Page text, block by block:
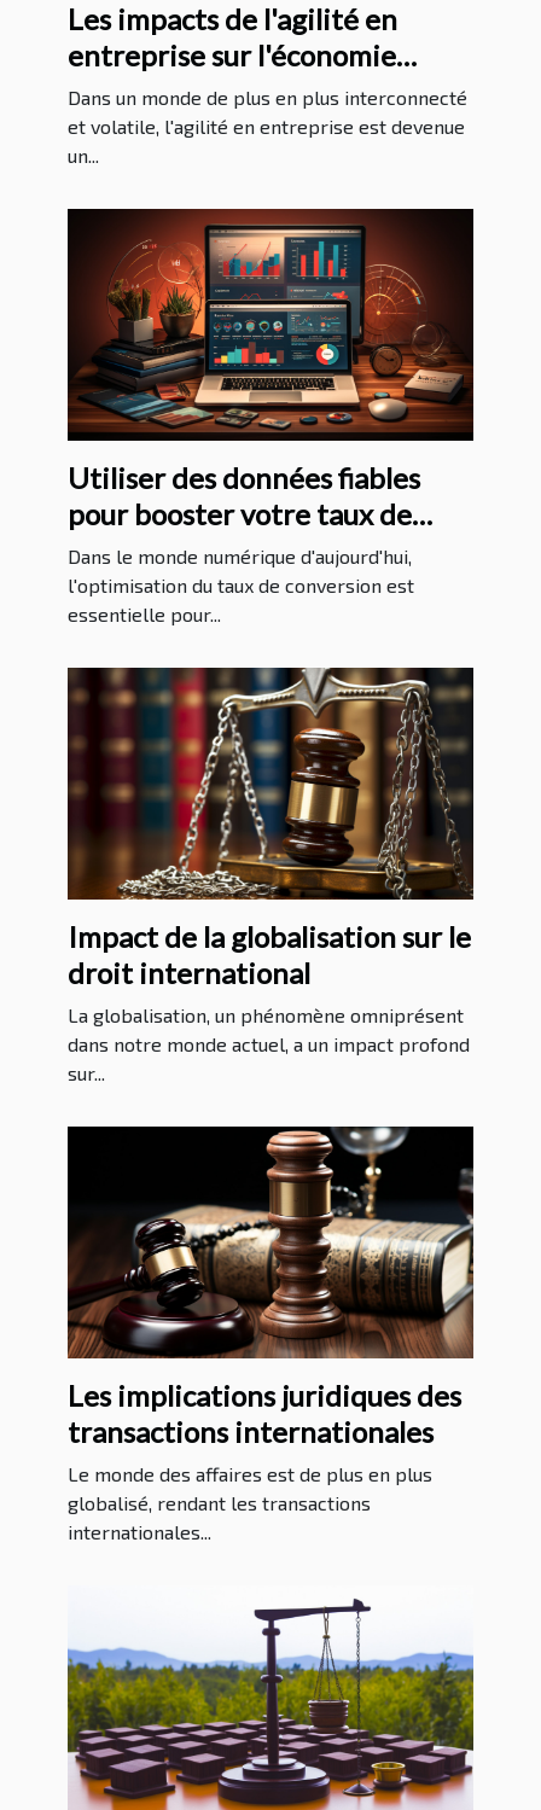
Les impacts de l'agilité en
entreprise sur l'économie
mondiale
Dans un monde de plus en plus interconnecté
et volatile, l'agilité en entreprise est devenue
un...
Utiliser des données fiables
pour booster votre taux de
conversion
Dans le monde numérique d'aujourd'hui,
l'optimisation du taux de conversion est
essentielle pour...
Impact de la globalisation sur le
droit international
La globalisation, un phénomène omniprésent
dans notre monde actuel, a un impact profond
sur...
Les implications juridiques des
transactions internationales
Le monde des affaires est de plus en plus
globalisé, rendant les transactions
internationales...